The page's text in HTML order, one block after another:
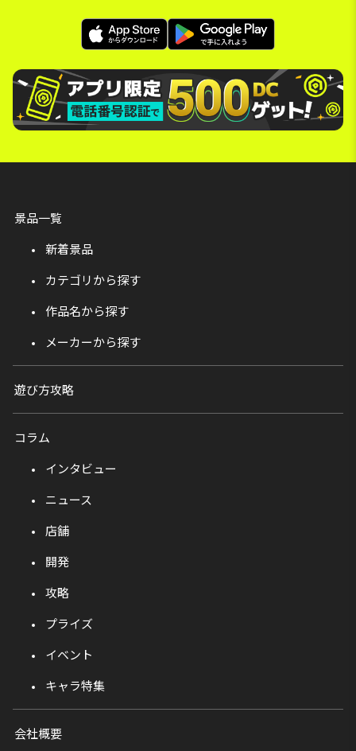
景品一覧
新着景品
カテゴリから探す
作品名から探す
メーカーから探す
遊び方攻略
コラム
インタビュー
ニュース
店舗
開発
攻略
プライズ
イベント
キャラ特集
会社概要